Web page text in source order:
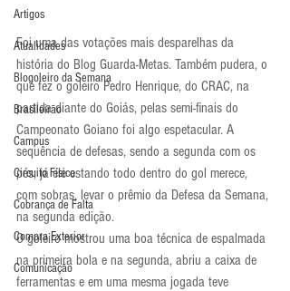
Artigos
Atualidades
Blogoleiro da Semana
Brasileirão
Campus
Circuito Físico
Cobrança de Falta
Compra Exterior
Comunicação
Foi uma das votações mais desparelhas da
história do Blog Guarda-Metas. Também pudera, o
que fez o goleiro Pedro Henrique, do CRAC, na
partida diante do Goiás, pelas semi-finais do
Campeonato Goiano foi algo espetacular. A
sequência de defesas, sendo a segunda com os
pés, já ele estando todo dentro do gol merece,
com sobras, levar o prêmio da Defesa da Semana,
na segunda edição.
O goleiro mostrou uma boa técnica de espalmada
na primeira bola e na segunda, abriu a caixa de
ferramentas e em uma mesma jogada teve